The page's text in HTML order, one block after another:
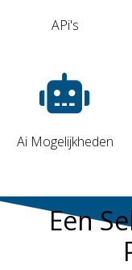
APi's
Ai Mogelijkheden
Een